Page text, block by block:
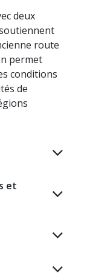
deux
route
permet
conditions
de
et